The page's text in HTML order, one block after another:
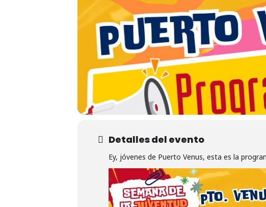
Hit enter to search or ESC to close
Detalles del evento
Ey, jóvenes de Puerto Venus, esta es la